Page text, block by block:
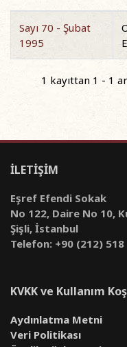
Sayı 70 - Şubat
1995
1 kayıttan 1 - 1
İLETİŞİM
Eşref Efendi Sokak
No 122, Daire No 10,
Şişli, İstanbul
Telefon: +90 (212) 518
KVKK ve Kullanım
Aydınlatma Metni
Veri Politikası